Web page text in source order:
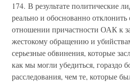
174. В результате политические
реально и обоснованно
отношении причастности ОАК к
жестокому обращению и
серьезные обвинения, которые
как мы могли убедиться, гораздо
расследования, чем те, которые